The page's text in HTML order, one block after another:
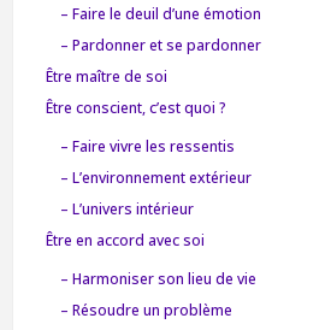
– Faire le deuil d’une émotion
– Pardonner et se pardonner
Être maître de soi
Être conscient, c’est quoi ?
– Faire vivre les ressentis
– L’environnement extérieur
– L’univers intérieur
Être en accord avec soi
– Harmoniser son lieu de vie
– Résoudre un problème